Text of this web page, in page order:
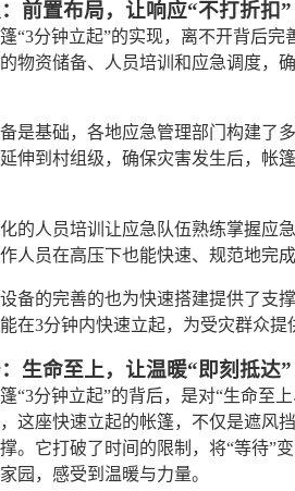
前置布局，让响应“不打折扣”
“3分钟立起”的实现，离不开背后
物资储备、人员培训和应急调度，
是基础，各地应急管理部门构建了
伸到村组级，确保灾害发生后，帐
的人员培训让应急队伍熟练掌握应
人员在高压下也能快速、规范地完
备的完善的也为快速搭建提供了支
在3分钟内快速立起，为受灾群众
生命至上，让温暖“即刻抵达”
“3分钟立起”的背后，是对“生命至
这座快速立起的帐篷，不仅是遮风
。它打破了时间的限制，将“等待”
园，感受到温暖与力量。